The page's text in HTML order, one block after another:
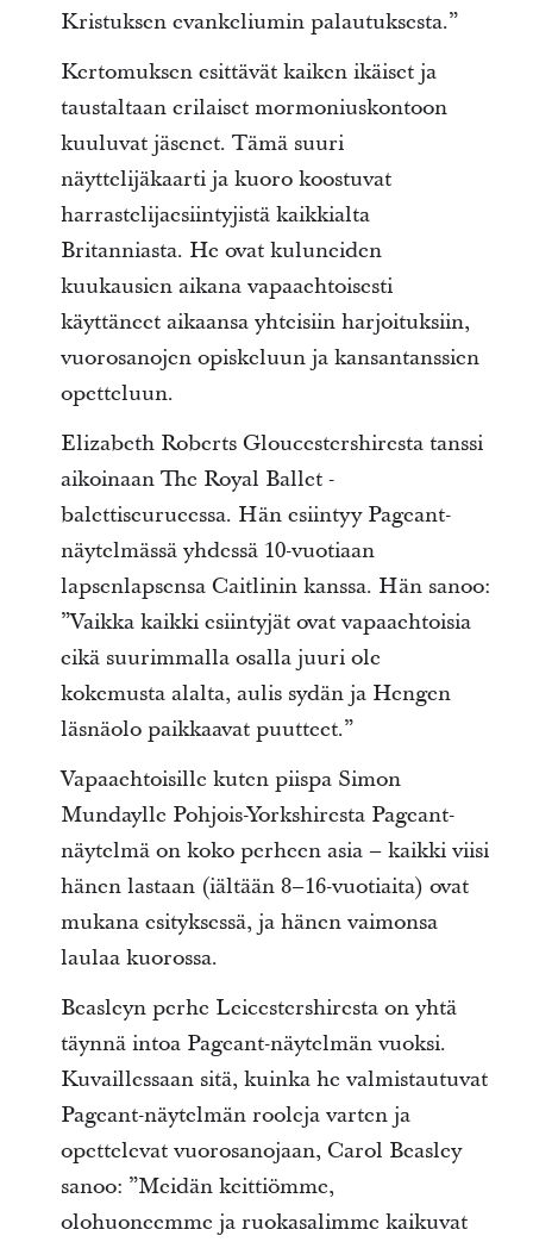
Kristuksen evankeliumin palautuksesta.”
Kertomuksen esittävät kaiken ikäiset ja
taustaltaan erilaiset mormoniuskontoon
kuuluvat jäsenet. Tämä suuri
näyttelijäkaarti ja kuoro koostuvat
harrastelijaesiintyjistä kaikkialta
Britanniasta. He ovat kuluneiden
kuukausien aikana vapaaehtoisesti
käyttäneet aikaansa yhteisiin harjoituksiin,
vuorosanojen opiskeluun ja kansantanssien
opetteluun.
Elizabeth Roberts Gloucestershiresta tanssi
aikoinaan The Royal Ballet -
balettiseurueessa. Hän esiintyy Pageant-
näytelmässä yhdessä 10-vuotiaan
lapsenlapsensa Caitlinin kanssa. Hän sanoo:
”Vaikka kaikki esiintyjät ovat vapaaehtoisia
eikä suurimmalla osalla juuri ole
kokemusta alalta, aulis sydän ja Hengen
läsnäolo paikkaavat puutteet.”
Vapaaehtoisille kuten piispa Simon
Mundaylle Pohjois-Yorkshiresta Pageant-
näytelmä on koko perheen asia – kaikki viisi
hänen lastaan (iältään 8–16-vuotiaita) ovat
mukana esityksessä, ja hänen vaimonsa
laulaa kuorossa.
Beasleyn perhe Leicestershiresta on yhtä
täynnä intoa Pageant-näytelmän vuoksi.
Kuvaillessaan sitä, kuinka he valmistautuvat
Pageant-näytelmän rooleja varten ja
opettelevat vuorosanojaan, Carol Beasley
sanoo: ”Meidän keittiömme,
olohuoneemme ja ruokasalimme kaikuvat